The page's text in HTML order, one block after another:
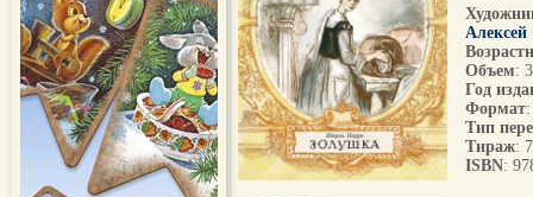
Алексей
Объем:
Год
Формат
Тип
Тираж:
ISBN: